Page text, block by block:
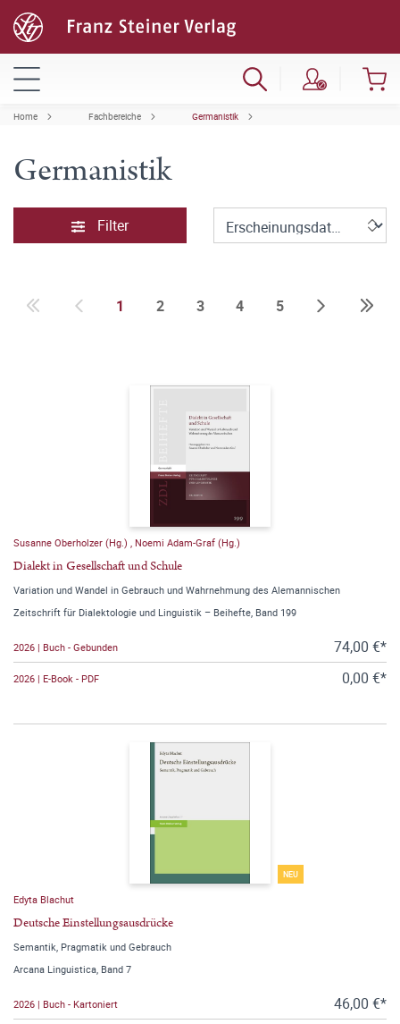
Home Fachbereiche Germanistik
Germanistik
Filter
1 2 3 4 5
Susanne Oberholzer (Hg.) , Noemi Adam-Graf (Hg.)
Dialekt in Gesellschaft und Schule
Variation und Wandel in Gebrauch und Wahrnehmung des Alemannischen
Zeitschrift für Dialektologie und Linguistik – Beihefte, Band 199
2026 | Buch - Gebunden 74,00 €*
2026 | E-Book - PDF 0,00 €*
NEU
Edyta Blachut
Deutsche Einstellungsausdrücke
Semantik, Pragmatik und Gebrauch
Arcana Linguistica, Band 7
2026 | Buch - Kartoniert 46,00 €*